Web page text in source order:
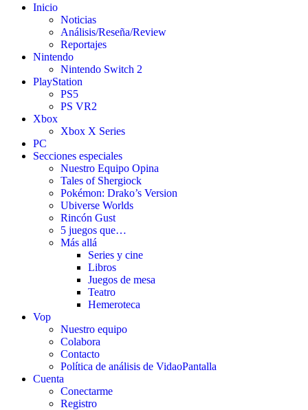
Inicio
Noticias
Análisis/Reseña/Review
Reportajes
Nintendo
Nintendo Switch 2
PlayStation
PS5
PS VR2
Xbox
Xbox X Series
PC
Secciones especiales
Nuestro Equipo Opina
Tales of Shergiock
Pokémon: Drako’s Version
Ubiverse Worlds
Rincón Gust
5 juegos que…
Más allá
Series y cine
Libros
Juegos de mesa
Teatro
Hemeroteca
Vop
Nuestro equipo
Colabora
Contacto
Política de análisis de VidaoPantalla
Cuenta
Conectarme
Registro